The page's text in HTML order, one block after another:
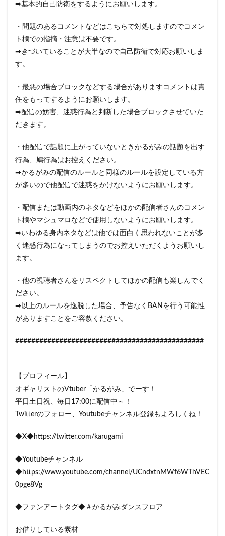
➡基本的自己防衛をするようにお願いします。
・問題のあるコメントなどはこちらで対処しますのでコメン
ト欄での指摘・注意は不要です。
➡きづいていることが大半なので自己防衛で対応お願いしま
す。
・最悪の場合ブロックなどする場合がありますコメントは責
任をもってするようにお願いします。
➡配信の妨害、迷惑行為と判断した場合ブロックさせていた
だきます。
・他配信で話題に上がっていないときかるがみの話題を出す
行為、鳩行為はお控えください。
➡かるがみの配信のルールと同様のルールを設定している方
が多いので他配信で迷惑をかけないようにお願いします。
・配信または動画内のネタなどをほかの配信者さんのコメン
ト欄やマシュマロなどで使用しないようにお願いします。
➡いわゆる身内ネタなどは他では面白く思われないことが多
く迷惑行為になってしまうのでお控えいただくようお願いし
ます。
・他の視聴者さんをリスペクトしてほかの配信も楽しんでく
ださい。
➡以上のルールを逸脱した場合、予告なくBANを行う可能性
がありますことをご容赦ください。
###############################################
【プロフィール】
オギャリストのVtuber「かるがみ」でーす！
平日土日祝、毎日17:00に配信中～！
Twitterのフォロー、Youtubeチャンネル登録もよろしくね！
◆X◆https://twitter.com/karugami
◆Youtubeチャンネル
◆https://www.youtube.com/channel/UCndxtnMWf6WThVEC
0pge8Vg
◆ファンアートタグ◆＃かるがみダンスフロア
お借りしている素材